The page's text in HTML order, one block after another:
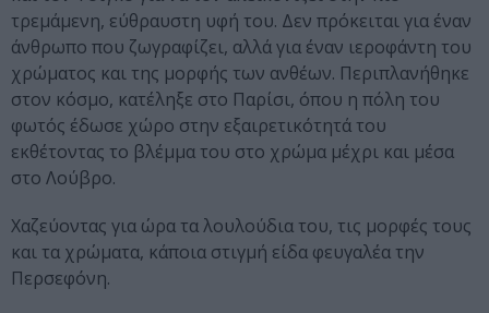
τρεμάμενη, εύθραυστη υφή του. Δεν πρόκειται για έναν
άνθρωπο που ζωγραφίζει, αλλά για έναν ιεροφάντη του
χρώματος και της μορφής των ανθέων. Περιπλανήθηκε
στον κόσμο, κατέληξε στο Παρίσι, όπου η πόλη του
φωτός έδωσε χώρο στην εξαιρετικότητά του
εκθέτοντας το βλέμμα του στο χρώμα μέχρι και μέσα
στο Λούβρο.
Χαζεύοντας για ώρα τα λουλούδια του, τις μορφές τους
και τα χρώματα, κάποια στιγμή είδα φευγαλέα την
Περσεφόνη.